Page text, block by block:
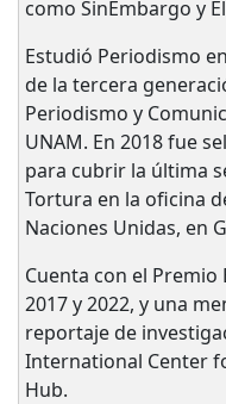
como SinEmbargo y
Estudió Periodismo
de la tercera
Periodismo y
UNAM. En 2018 fue
para cubrir la última
Tortura en la oficina
Naciones Unidas, en
Cuenta con el
2017 y 2022, y una
reportaje de
International Center
Hub.